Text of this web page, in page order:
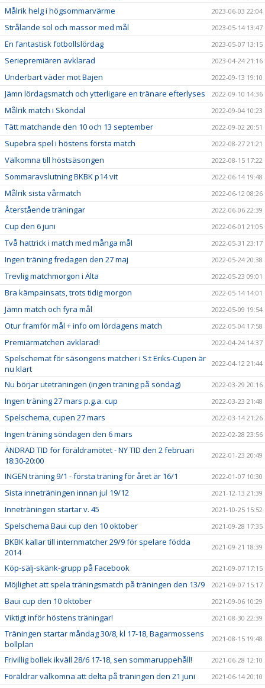
Målrik helg i högsommarvärme 2023-06-03 22:04
Strålande sol och massor med mål 2023-05-14 13:47
En fantastisk fotbollslördag 2023-05-07 13:15
Seriepremiären avklarad 2023-04-24 21:16
Underbart väder mot Bajen 2022-09-13 19:10
Jämn lördagsmatch och ytterligare en tränare efterlyses 2022-09-10 14:36
Målrik match i Sköndal 2022-09-04 10:23
Tätt matchande den 10 och 13 september 2022-09-02 20:51
Supebra spel i höstens första match 2022-08-27 21:21
Välkomna till höstsäsongen 2022-08-15 17:22
Sommaravslutning BKBK p14 vit 2022-06-14 19:48
Målrik sista vårmatch 2022-06-12 08:26
Återstående träningar 2022-06-06 22:39
Cup den 6 juni 2022-06-01 21:05
Två hattrick i match med många mål 2022-05-31 23:17
Ingen träning fredagen den 27 maj 2022-05-24 20:38
Trevlig matchmorgon i Älta 2022-05-23 09:01
Bra kämpainsats, trots tidig morgon 2022-05-14 14:01
Jämn match och fyra mål 2022-05-09 19:54
Otur framför mål + info om lördagens match 2022-05-04 17:58
Premiärmatchen avklarad! 2022-04-24 14:37
Spelschemat för säsongens matcher i S:t Eriks-Cupen är
nu klart
2022-04-12 21:44
Nu börjar uteträningen (ingen träning på söndag) 2022-03-29 20:16
Ingen träning 27 mars p.g.a. cup 2022-03-23 21:48
Spelschema, cupen 27 mars 2022-03-14 21:26
Ingen träning söndagen den 6 mars 2022-02-28 23:56
ÄNDRAD TID för föräldramötet - NY TID den 2 februari
18:30-20:00
2022-01-23 20:49
INGEN träning 9/1 - första träning för året är 16/1 2022-01-07 10:30
Sista inneträningen innan jul 19/12 2021-12-13 21:39
Inneträningen startar v. 45 2021-10-25 15:52
Spelschema Baui cup den 10 oktober 2021-09-28 17:35
BKBK kallar till internmatcher 29/9 för spelare födda
2014
2021-09-21 18:39
Köp-sälj-skänk-grupp på Facebook 2021-09-07 17:15
Möjlighet att spela träningsmatch på träningen den 13/9 2021-09-07 15:17
Baui cup den 10 oktober 2021-09-06 10:29
Viktigt inför höstens träningar! 2021-08-30 22:39
Träningen startar måndag 30/8, kl 17-18, Bagarmossens
bollplan
2021-08-15 19:48
Frivillig bollek ikväll 28/6 17-18, sen sommaruppehåll! 2021-06-28 12:10
Föräldrar välkomna att delta på träningen den 21 juni 2021-06-14 20:10